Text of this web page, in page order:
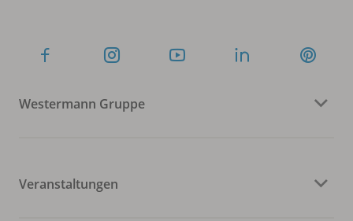
Westermann Gruppe
Veranstaltungen